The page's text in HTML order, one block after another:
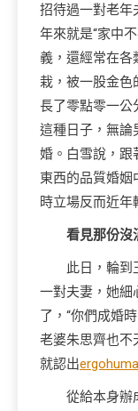
招待過一對老年
年來就是“家中
義，還經常在各
栽，被一股金色
長了零點零一公
這種日子，無論
婚。白雪說，跟
東西的品質婚姻
時立場反而近年
看見那份沒
此日，輪到
一對夫妻，她細
了，“你們成婚
老婆朱思齊也不
就認出
從給本身辦